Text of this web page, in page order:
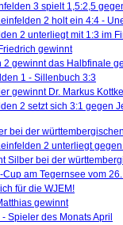
3 spielt 1,5:2,5
2 holt ein 4:4 -
2 unterliegt mit 1:3 im
gewinnt
2 gewinnt das Halbfinale
1 - Sillenbuch 3:3
gewinnt Dr. Markus
2 setzt sich 3:1 gegen
bei der
2 unterliegt
Silber bei der
am Tegernsee vom
für die WJEM!
gewinnt
Spieler des Monats April